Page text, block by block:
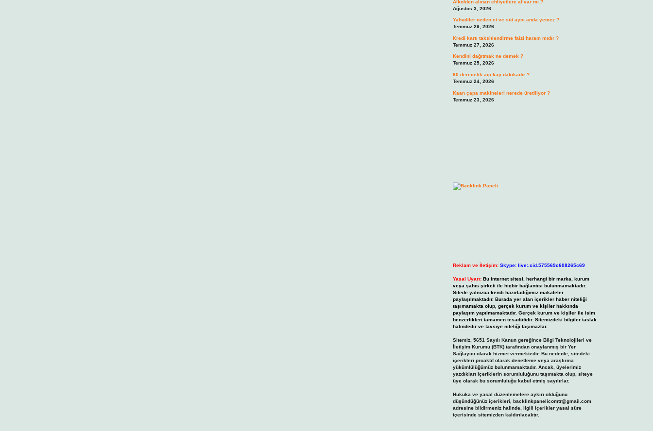
Alkolden alınan ehliyetlere af var mı ?
Ağustos 3, 2026
Yahudiler neden et ve süt aynı anda yemez ?
Temmuz 29, 2026
Kredi kartı taksitlendirme faizi haram mıdır ?
Temmuz 27, 2026
Kendini dağıtmak ne demek ?
Temmuz 25, 2026
60 derecelik açı kaç dakikadır ?
Temmuz 24, 2026
Kaan çapa makineleri nerede üretiliyor ?
Temmuz 23, 2026
Reklam ve İletişim: Skype: live:.cid.575569c608265c69
Yasal Uyarı: Bu internet sitesi, herhangi bir marka, kurum
veya şahıs şirketi ile hiçbir bağlantısı bulunmamaktadır.
Sitede yalnızca kendi hazırladığımız makaleler
paylaşılmaktadır. Burada yer alan içerikler haber niteliği
taşımamakta olup, gerçek kurum ve kişiler hakkında
paylaşım yapılmamaktadır. Gerçek kurum ve kişiler ile isim
benzerlikleri tamamen tesadüfidir. Sitemizdeki bilgiler taslak
halindedir ve tavsiye niteliği taşımazlar.
Sitemiz, 5651 Sayılı Kanun gereğince Bilgi Teknolojileri ve
İletişim Kurumu (BTK) tarafından onaylanmış bir Yer
Sağlayıcı olarak hizmet vermektedir. Bu nedenle, sitedeki
içerikleri proaktif olarak denetleme veya araştırma
yükümlülüğümüz bulunmamaktadır. Ancak, üyelerimiz
yazdıkları içeriklerin sorumluluğunu taşımakta olup, siteye
üye olarak bu sorumluluğu kabul etmiş sayılırlar.
Hukuka ve yasal düzenlemelere aykırı olduğunu
düşündüğünüz içerikleri, backlinkpanelicomtr@gmail.com
adresine bildirmeniz halinde, ilgili içerikler yasal süre
içerisinde sitemizden kaldırılacaktır.